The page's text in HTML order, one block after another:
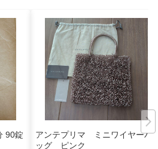
90錠
アンテプリマ ミニワイヤーバ
ッグ ピンク